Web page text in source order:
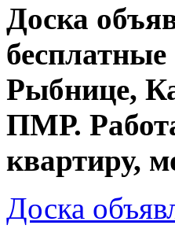
Доска
Рыбнице,
ПМР.
квартиру,
Доска